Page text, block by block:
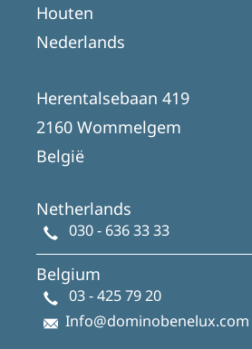
Houten
Nederlands
Herentalsebaan 419
2160 Wommelgem
België
Netherlands
030 - 636 33 33
Belgium
03 - 425 79 20
Info@dominobenelux.com